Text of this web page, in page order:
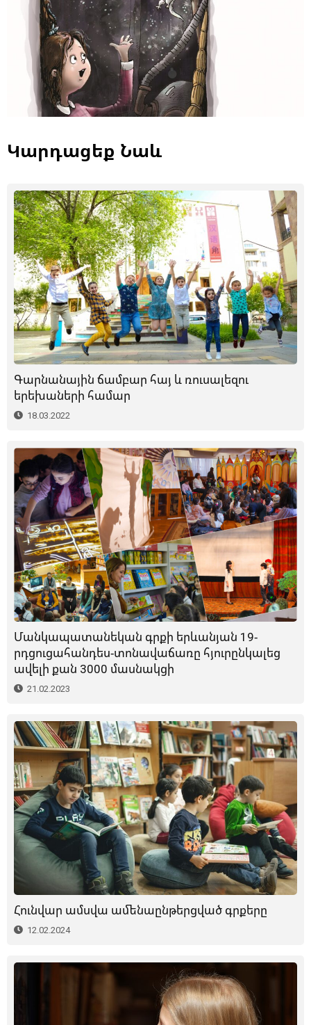
Կարդացեք Նաև
Գարնանային ճամբար հայ և ռուսալեզու
երեխաների համար
18.03.2022
Մանկապատանեկան գրքի երևանյան 19-
րդցուցահանդես-տոնավաճառը հյուրընկալեց
ավելի քան 3000 մասնակցի
21.02.2023
Հունվար ամսվա ամենաընթերցված գրքերը
12.02.2024